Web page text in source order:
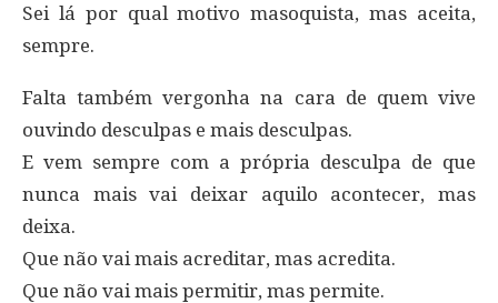
Sei lá por qual motivo masoquista, mas aceita,
sempre.
Falta também vergonha na cara de quem vive
ouvindo desculpas e mais desculpas.
E vem sempre com a própria desculpa de que
nunca mais vai deixar aquilo acontecer, mas
deixa.
Que não vai mais acreditar, mas acredita.
Que não vai mais permitir, mas permite.